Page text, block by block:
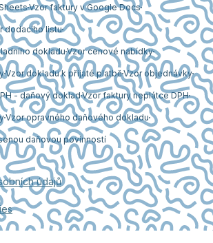
Vzor faktury v Google Docs
dodacího listu
dokladu Vzor cenové nabídky
Vzor dokladu k přijaté platběVzor objednávky
- daňový dokladVzor faktury neplátce DPH
Vzor opravného daňového dokladu
daňovou povinností
údajů